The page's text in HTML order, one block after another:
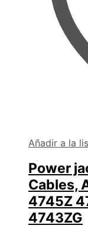
Añadir a la
Power
Cables,
4745Z
4743ZG